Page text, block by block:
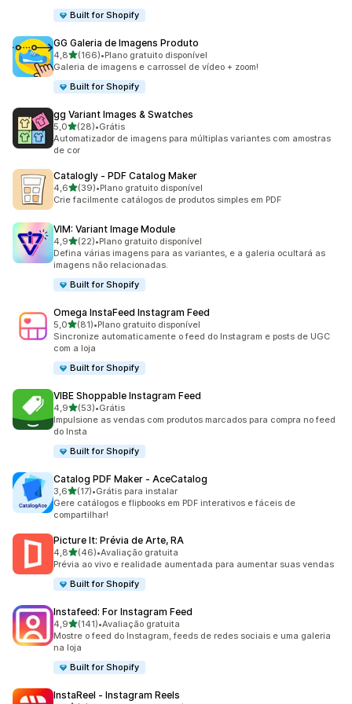
Built for Shopify
GG Galeria de Imagens Produto
4,8de 5 estrelas
(166)
166 avaliações ao todo
•Plano gratuito disponível
Galeria de imagens e carrossel de vídeo + zoom!
Built for Shopify
gg Variant Images & Swatches
5,0de 5 estrelas
(28)
28 avaliações ao todo
•Grátis
Automatizador de imagens para múltiplas variantes com amostras
de cor
Catalogly ‑ PDF Catalog Maker
4,6de 5 estrelas
(39)
39 avaliações ao todo
•Plano gratuito disponível
Crie facilmente catálogos de produtos simples em PDF
VIM: Variant Image Module
4,9de 5 estrelas
(22)
22 avaliações ao todo
•Plano gratuito disponível
Defina várias imagens para as variantes, e a galeria ocultará as
imagens não relacionadas.
Built for Shopify
Omega InstaFeed Instagram Feed
5,0de 5 estrelas
(81)
81 avaliações ao todo
•Plano gratuito disponível
Sincronize automaticamente o feed do Instagram e posts de UGC
com a loja
Built for Shopify
VIBE Shoppable Instagram Feed
4,9de 5 estrelas
(53)
53 avaliações ao todo
•Grátis
Impulsione as vendas com produtos marcados para compra no feed
do Insta
Built for Shopify
Catalog PDF Maker ‑ AceCatalog
3,6de 5 estrelas
(17)
17 avaliações ao todo
•Grátis para instalar
Gere catálogos e flipbooks em PDF interativos e fáceis de
compartilhar!
Picture It: Prévia de Arte, RA
4,8de 5 estrelas
(46)
46 avaliações ao todo
•Avaliação gratuita
Prévia ao vivo e realidade aumentada para aumentar suas vendas
Built for Shopify
Instafeed: For Instagram Feed
4,9de 5 estrelas
(141)
141 avaliações ao todo
•Avaliação gratuita
Mostre o feed do Instagram, feeds de redes sociais e uma galeria
na loja
Built for Shopify
InstaReel ‑ Instagram Reels